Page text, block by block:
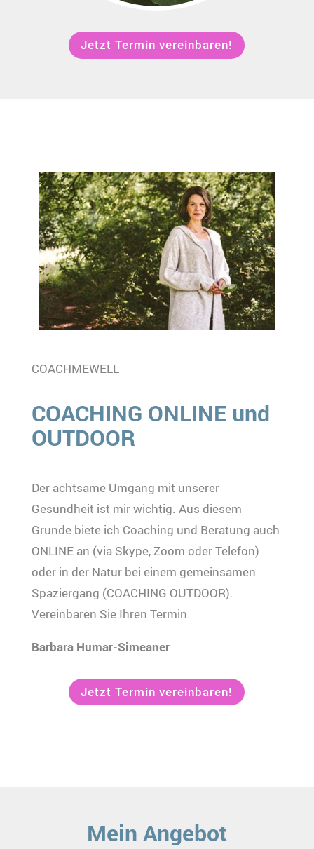
Jetzt Termin vereinbaren!
COACHMEWELL
COACHING ONLINE und
OUTDOOR
Der achtsame Umgang mit unserer
Gesundheit ist mir wichtig. Aus diesem
Grunde biete ich Coaching und Beratung auch
ONLINE an (via Skype, Zoom oder Telefon)
oder in der Natur bei einem gemeinsamen
Spaziergang (COACHING OUTDOOR).
Vereinbaren Sie Ihren Termin.
Barbara Humar-Simeaner
Jetzt Termin vereinbaren!
Mein Angebot